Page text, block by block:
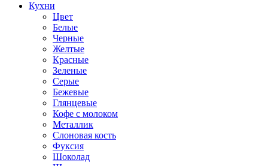
Кухни
Цвет
Белые
Черные
Желтые
Красные
Зеленые
Серые
Бежевые
Глянцевые
Кофе с молоком
Металлик
Слоновая кость
Фуксия
Шоколад